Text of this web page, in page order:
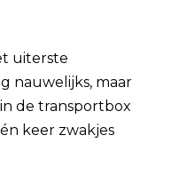
uiterste
nauwelijks, maar
de transportbox
keer zwakjes